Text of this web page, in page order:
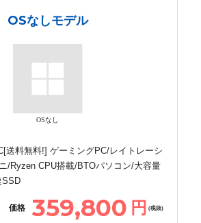
OSなしモデル
OSなし
送料無料!] ゲーミングPC/レイトレーシ
/Ryzen CPU搭載/BTOパソコン/大容量
SSD
価格 359,800 円 (税抜)